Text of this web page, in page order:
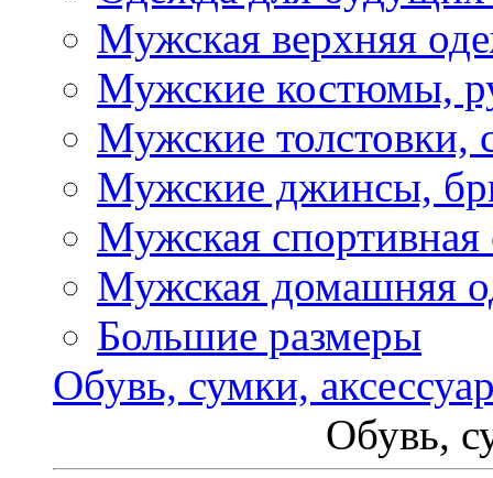
Мужская верхняя
Мужские костюмы,
Мужские толстовки,
Мужские джинсы,
Мужская спортивная
Мужская домашняя
Большие размеры
Обувь, сумки,
Обувь,